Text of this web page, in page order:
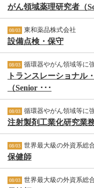
がん領域薬理研究者（
08/03 東和薬品株式会社
設備点検・保守
08/03 循環器やがん領域等に
トランスレーショナル
（Senior ･･･
08/03 循環器やがん領域等に
注射製剤工業化研究業
08/03 世界最大級の外資系総
保健師
08/03 世界最大級の外資系総